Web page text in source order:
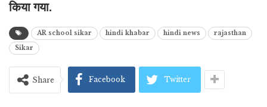
किया गया.
AR school sikar hindi khabar hindi news
rajasthan
Sikar
Share Facebook Twitter